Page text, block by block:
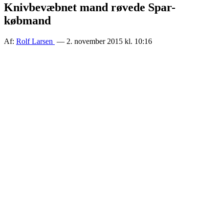
Knivbevæbnet mand røvede Spar-
købmand
Af: Rolf Larsen — 2. november 2015 kl. 10:16